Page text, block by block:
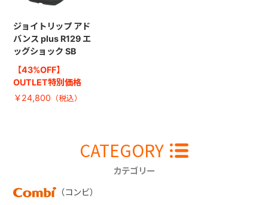
ジョイトリップ アド
バンス plus R129 エ
ッグショック SB
【43%OFF】
OUTLET特別価格
￥24,800
CATEGORY
カテゴリー
（コンビ）